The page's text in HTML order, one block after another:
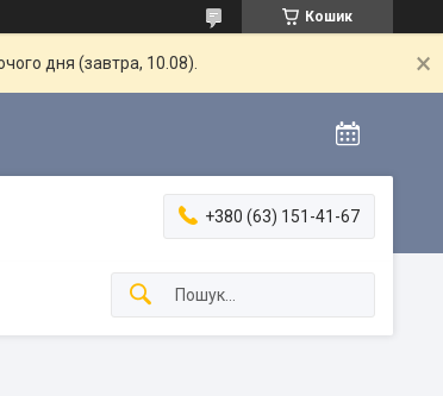
Кошик
дня (завтра, 10.08).
+380 (63) 151-41-67